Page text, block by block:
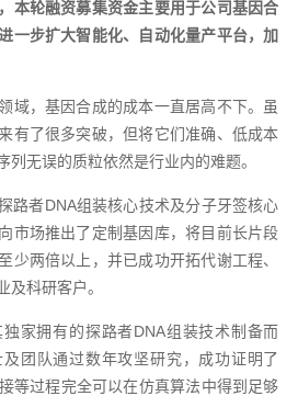
本轮融资募集资金主要用于公司基因合
一步扩大智能化、自动化量产平台，加
域，基因合成的成本一直居高不下。虽
有了很多突破，但将它们准确、低成本
列无误的质粒依然是行业内的难题。
路者DNA组装核心技术及分子牙签核心
市场推出了定制基因库，将目前长片段
少两倍以上，并已成功开拓代谢工程、
及科研客户。
家拥有的探路者DNA组装技术制备而
团队通过数年攻坚研究，成功证明了
等过程完全可以在仿真算法中得到足够